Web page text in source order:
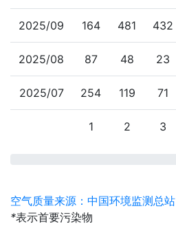
2025/09 164 481 432
2025/08 87 48 23
2025/07 254 119 71
1 2 3
空气质量来源：中国环境监测总站
*表示首要污染物